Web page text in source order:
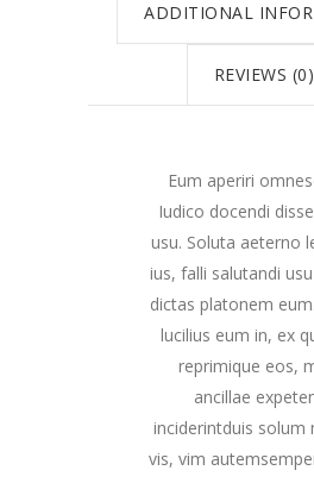
ADDITIONAL
REVIEWS (0)
Eum aperiri
Iudico docendi
usu. Soluta aeterno
ius, falli salutandi
dictas platonem
lucilius eum in, ex
reprimique eos,
ancillae
inciderintduis solum
vis, vim